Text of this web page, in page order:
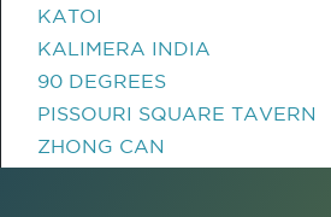
KATOI
KALIMERA INDIA
90 DEGREES
PISSOURI SQUARE TAVERN
ZHONG CAN